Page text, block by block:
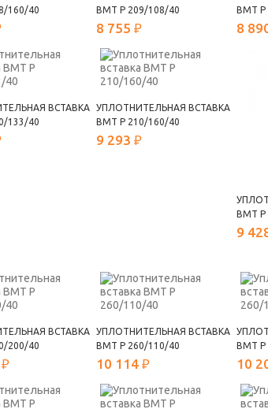
160/40
ВМТ Р 209/108/40
8 755 ₽
ВМТ Р
8
ВСТАВКА
133/40
УПЛОТНИТЕЛЬНАЯ ВСТАВКА
ВМТ Р 210/160/40
9 293 ₽
ВМТ Р
9
ВСТАВКА
200/40
УПЛОТНИТЕЛЬНАЯ ВСТАВКА
ВМТ Р 260/110/40
10 114 ₽
ВМТ Р
10